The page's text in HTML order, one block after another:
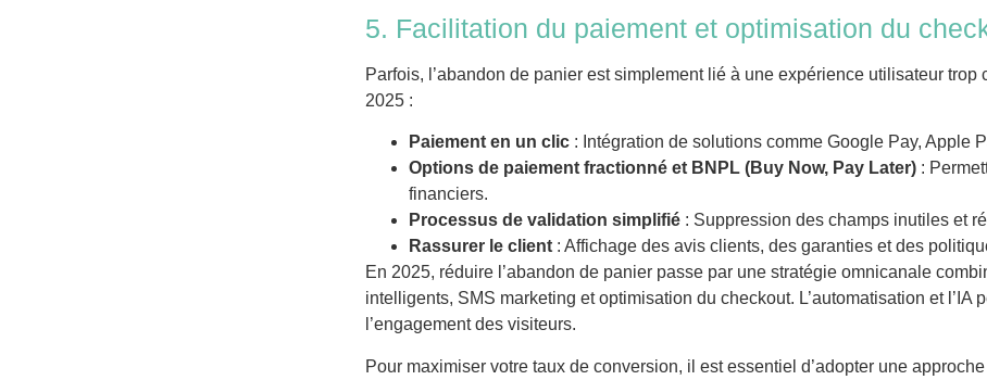
5. Facilitation du paiement et optimisation du
Parfois, l’abandon de panier est simplement lié à une expérience utilisateur
2025 :
Paiement en un clic : Intégration de solutions comme Google Pay, Apple
Options de paiement fractionné et BNPL (Buy Now, Pay Later) :
financiers.
Processus de validation simplifié : Suppression des champs inutiles et
Rassurer le client : Affichage des avis clients, des garanties et des
En 2025, réduire l’abandon de panier passe par une stratégie omnicanale
intelligents, SMS marketing et optimisation du checkout. L’automatisation et
l’engagement des visiteurs.
Pour maximiser votre taux de conversion, il est essentiel d’adopter une